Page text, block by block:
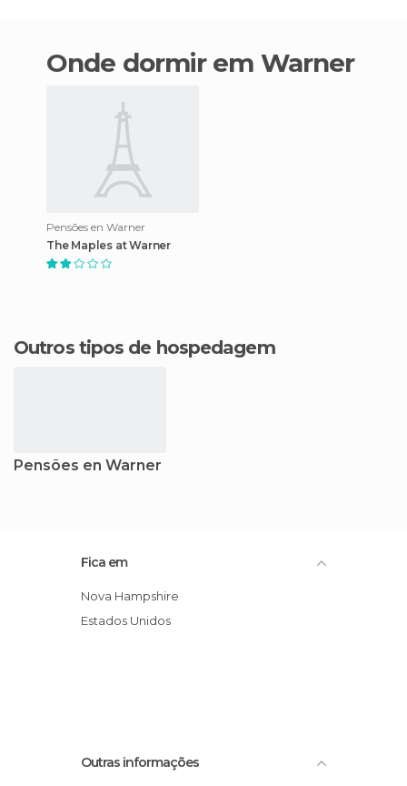
Onde dormir em Warner
Pensões en Warner
The Maples at Warner
Outros tipos de hospedagem
Pensões en Warner
Fica em
Nova Hampshire
Estados Unidos
Outras informações